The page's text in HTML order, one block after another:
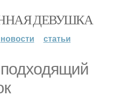
ДЕВУШКА
новости статьи